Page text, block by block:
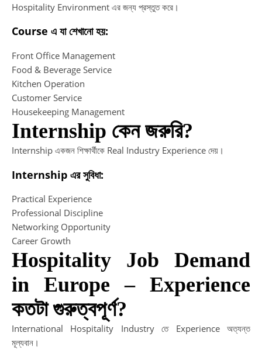
Hospitality Environment এর জন্য প্রস্তুত করে।
Course এ যা শেখানো হয়:
Front Office Management
Food & Beverage Service
Kitchen Operation
Customer Service
Housekeeping Management
Internship কেন জরুরি?
Internship একজন শিক্ষার্থীকে Real Industry Experience দেয়।
Internship এর সুবিধা:
Practical Experience
Professional Discipline
Networking Opportunity
Career Growth
Hospitality Job Demand
in Europe – Experience
কতটা গুরুত্বপূর্ণ?
International Hospitality Industry তে Experience অত্যন্ত
মূল্যবান।